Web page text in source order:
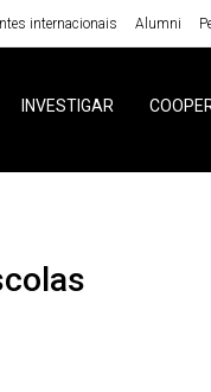
internacionais Alumni
INVESTIGAR